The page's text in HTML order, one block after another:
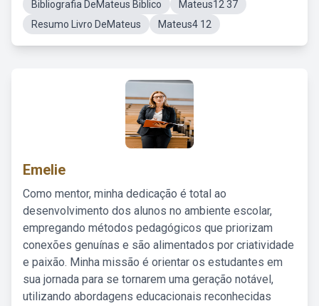
Bibliografia DeMateus Biblico
Mateus12 37
Resumo Livro DeMateus
Mateus4 12
Emelie
Como mentor, minha dedicação é total ao
desenvolvimento dos alunos no ambiente escolar,
empregando métodos pedagógicos que priorizam
conexões genuínas e são alimentados por criatividade
e paixão. Minha missão é orientar os estudantes em
sua jornada para se tornarem uma geração notável,
utilizando abordagens educacionais reconhecidas